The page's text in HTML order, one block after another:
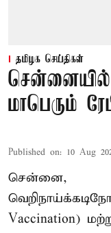
தமிழக செய்திகள்
சென்னையில்
மாபெரும்
Published on: 10 Aug
சென்னை,
Vaccination)